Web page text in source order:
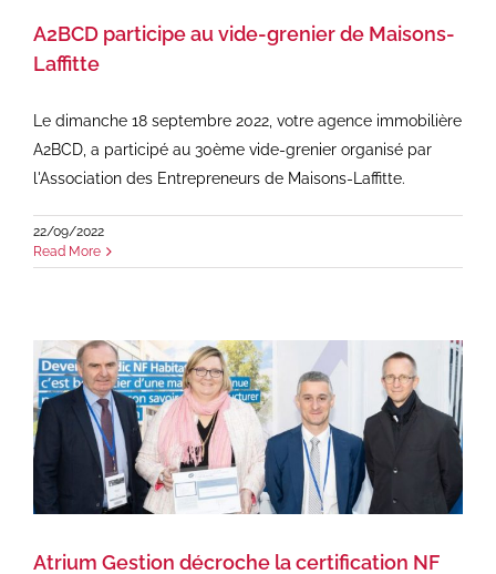
A2BCD participe au vide-grenier de Maisons-
Laffitte
Le dimanche 18 septembre 2022, votre agence immobilière
A2BCD, a participé au 30ème vide-grenier organisé par
l'Association des Entrepreneurs de Maisons-Laffitte.
22/09/2022
Read More
Atrium Gestion décroche la certification NF